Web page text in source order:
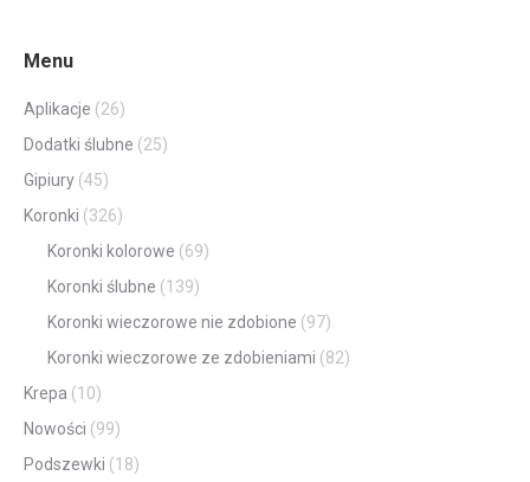
Menu
Aplikacje (26)
Dodatki ślubne (25)
Gipiury (45)
Koronki (326)
Koronki kolorowe (69)
Koronki ślubne (139)
Koronki wieczorowe nie zdobione (97)
Koronki wieczorowe ze zdobieniami (82)
Krepa (10)
Nowości (99)
Podszewki (18)